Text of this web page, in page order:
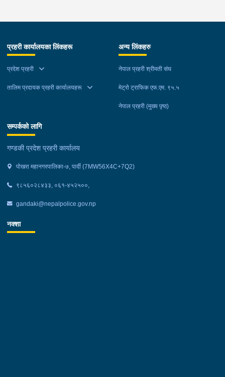
न.पा. वडा न. १७ रजहर बस्ने बर्ष ४० को लेस नारायण थारुलाई नियन्त्रणमा
प्रहरी कार्यालयका लिंकहरू
प्रदेश प्रहरी
तालिम प्रदायक प्रहरी कार्यालयहरू
अन्य लिंकहरु
नेपाल प्रहरी श्रीमती संघ
मेट्रो ट्राफिक एफ.एम. ९५.५
नेपाल प्रहरी (मुख्य पृष्ठ)
सम्पर्कको लागि
गण्डकी प्रदेश प्रहरी कार्यालय
पोखरा महानगरपालिका-७, पार्दी (7MW56X4C+7Q2)
९८५६०२८४३३, ०६१-४५२५००,
gandaki@nepalpolice.gov.np
नक्शा